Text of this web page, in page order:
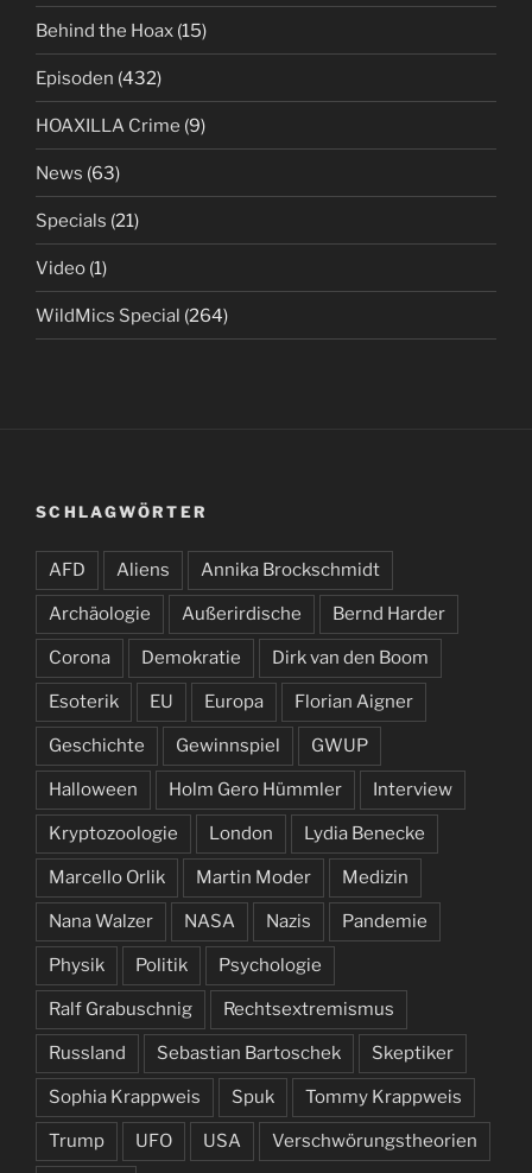
Behind the Hoax (15)
Episoden (432)
HOAXILLA Crime (9)
News (63)
Specials (21)
Video (1)
WildMics Special (264)
SCHLAGWÖRTER
AFD Aliens Annika Brockschmidt
Archäologie Außerirdische Bernd Harder
Corona Demokratie Dirk van den Boom
Esoterik EU Europa Florian Aigner
Geschichte Gewinnspiel GWUP
Halloween Holm Gero Hümmler Interview
Kryptozoologie London Lydia Benecke
Marcello Orlik Martin Moder Medizin
Nana Walzer NASA Nazis Pandemie
Physik Politik Psychologie
Ralf Grabuschnig Rechtsextremismus
Russland Sebastian Bartoschek Skeptiker
Sophia Krappweis Spuk Tommy Krappweis
Trump UFO USA Verschwörungstheorien